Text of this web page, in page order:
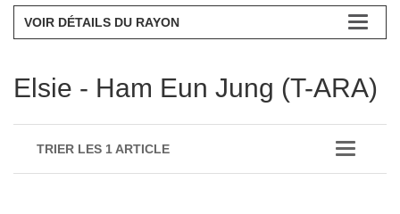
VOIR DÉTAILS DU RAYON
Elsie - Ham Eun Jung (T-ARA)
TRIER LES 1 ARTICLE